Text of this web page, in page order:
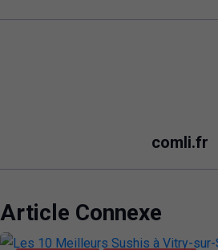
comli.fr
Article Connexe